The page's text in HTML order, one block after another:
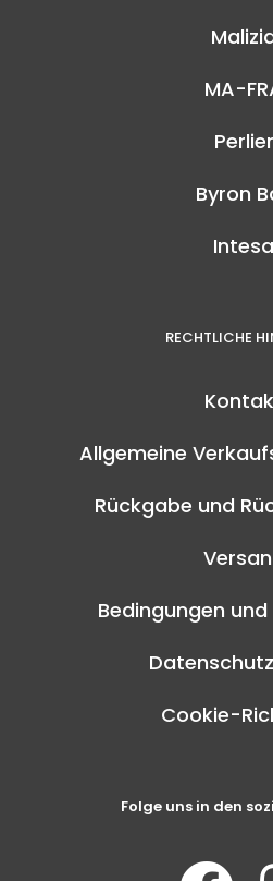
MA-
Perlier
Byron
Intesa
RECHTLICHE
Allgemeine
Rückgabe und
Bedingungen
Cookie-
Folge uns in den